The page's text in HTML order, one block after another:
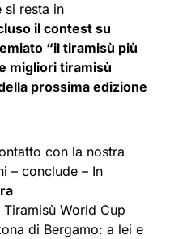
si resta in
il contest su
“il tiramisù più
migliori tiramisù
prossima edizione
con la nostra
– conclude – In
World Cup
di Bergamo: a lei e